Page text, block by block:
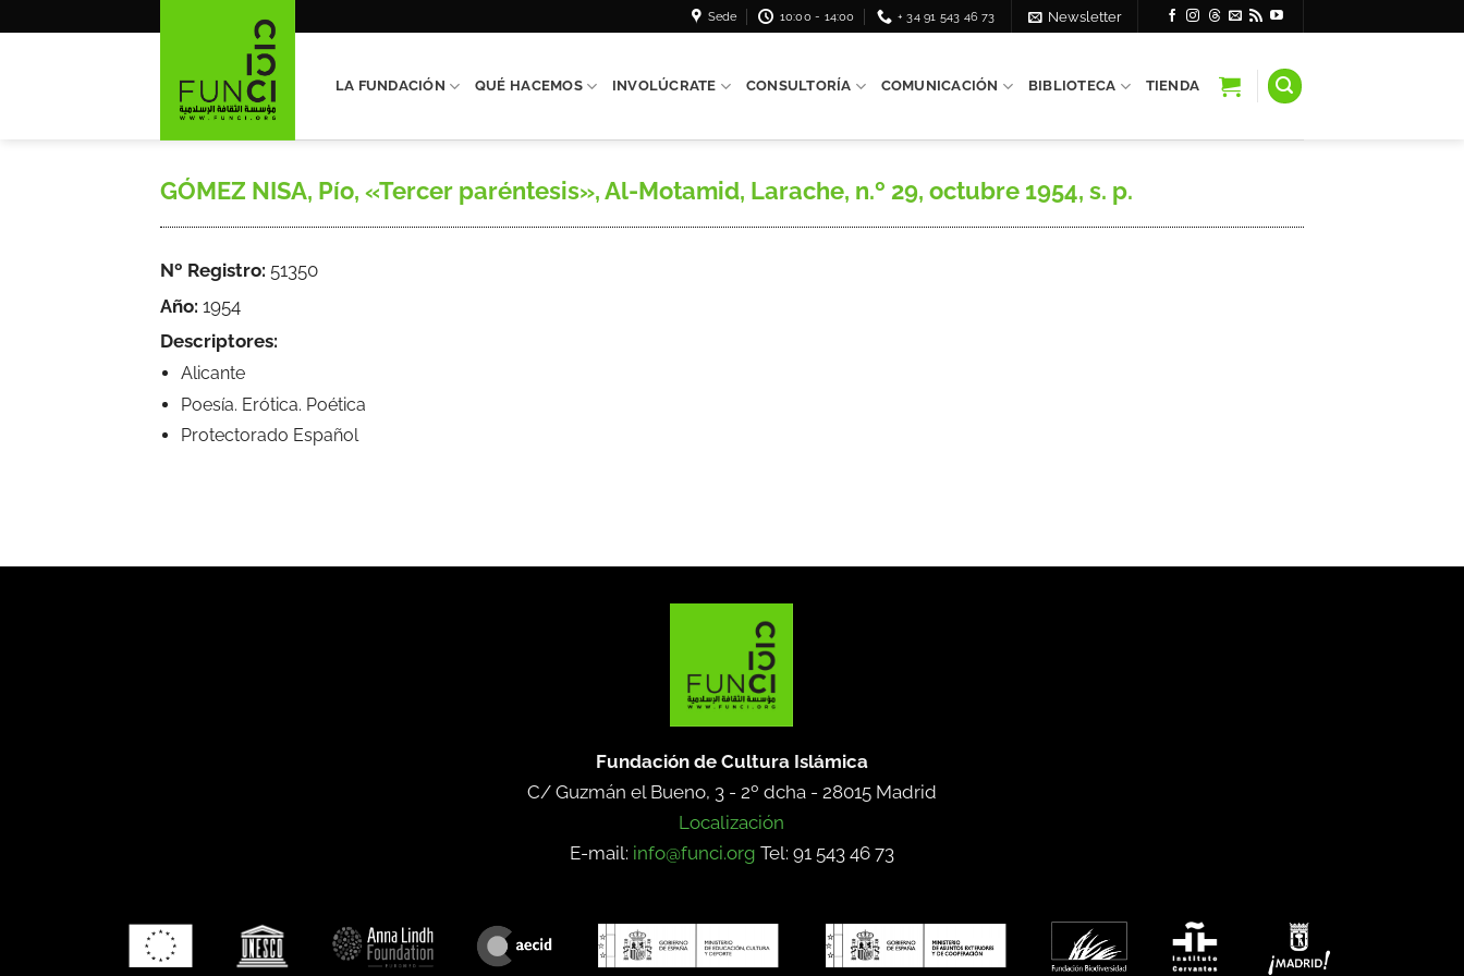
Sede 10:00 - 14:00 + 34 91 543 46 73 Newsletter
LA FUNDACIÓN QUÉ HACEMOS INVOLÚCRATE CONSULTORÍA COMUNICACIÓN BIBLIOTECA TIENDA
GÓMEZ NISA, Pío, «Tercer paréntesis», Al-Motamid, Larache, n.º 29, octubre 1954, s. p.
Nº Registro: 51350
Año: 1954
Descriptores:
Alicante
Poesía. Erótica. Poética
Protectorado Español
Fundación de Cultura Islámica
C/ Guzmán el Bueno, 3 - 2º dcha - 28015 Madrid
Localización
E-mail: info@funci.org Tel: 91 543 46 73